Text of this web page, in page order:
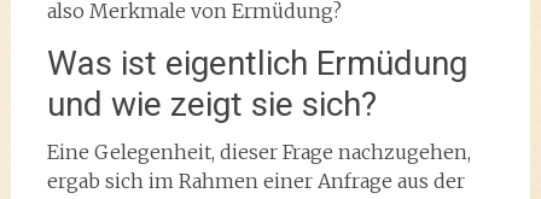
also Merkmale von Ermüdung?
Was ist eigentlich Ermüdung
und wie zeigt sie sich?
Eine Gelegenheit, dieser Frage nachzugehen,
ergab sich im Rahmen einer Anfrage aus der